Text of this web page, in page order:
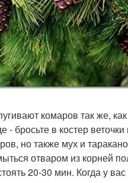
комаров так же,
бросьте в костер
но также мух и
отваром из корней
20-30 мин. Когда у вас